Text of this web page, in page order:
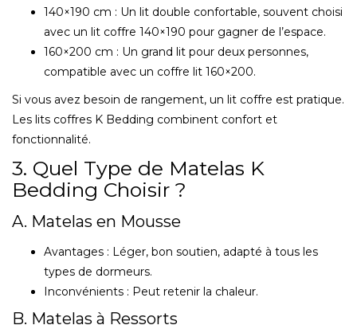
140×190 cm : Un lit double confortable, souvent choisi
avec un lit coffre 140×190 pour gagner de l’espace.
160×200 cm : Un grand lit pour deux personnes,
compatible avec un coffre lit 160×200.
Si vous avez besoin de rangement, un lit coffre est pratique.
Les lits coffres K Bedding combinent confort et
fonctionnalité.
3. Quel Type de Matelas K
Bedding Choisir ?
A. Matelas en Mousse
Avantages : Léger, bon soutien, adapté à tous les
types de dormeurs.
Inconvénients : Peut retenir la chaleur.
B. Matelas à Ressorts